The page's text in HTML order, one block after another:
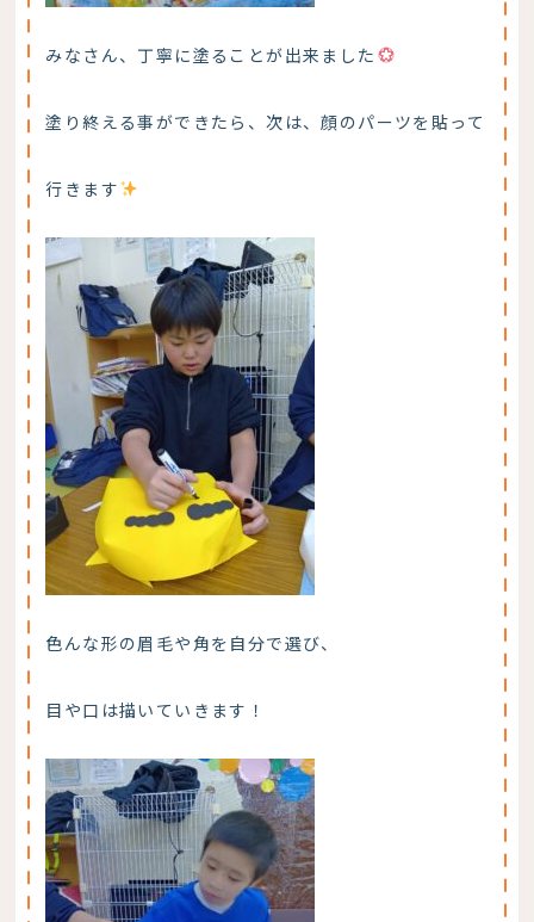
みなさん、丁寧に塗ることが出来ました
塗り終える事ができたら、次は、顔のパーツを貼って
行きます
色んな形の眉毛や角を自分で選び、
目や口は描いていきます！